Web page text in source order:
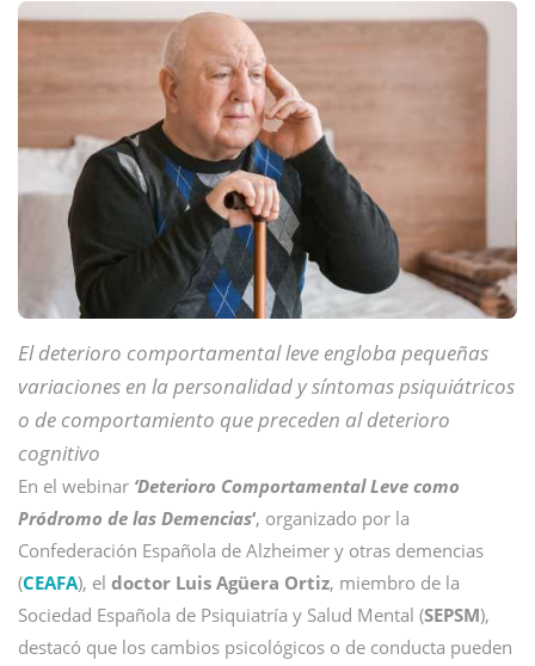
El deterioro comportamental leve engloba pequeñas
variaciones en la personalidad y síntomas psiquiátricos
o de comportamiento que preceden al deterioro
cognitivo
En el webinar ‘Deterioro Comportamental Leve como
Pródromo de las Demencias‘, organizado por la
Confederación Española de Alzheimer y otras demencias
(CEAFA), el doctor Luis Agüera Ortiz, miembro de la
Sociedad Española de Psiquiatría y Salud Mental (SEPSM),
destacó que los cambios psicológicos o de conducta pueden